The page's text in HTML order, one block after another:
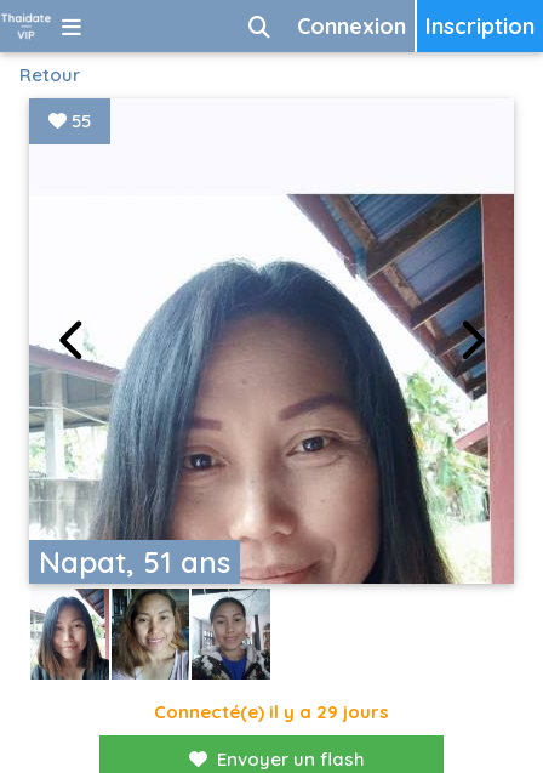
Inscription
Connexion
Retour
Napat, 51 ans
55
Connecté(e) il y a 29 jours
Envoyer un flash